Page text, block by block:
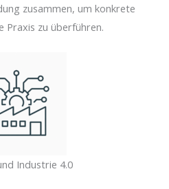
zusammen, um konkrete
Praxis zu überführen.
Industrie 4.0